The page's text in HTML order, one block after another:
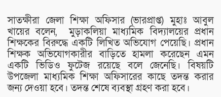
সাতক্ষীরা জেলা শিক্ষা অফিসার (ভারপ্রাপ্ত) মুহাঃ আবুল
খায়ের বলেন, মুড়াকলিয়া মাধ্যমিক বিদ্যালয়ের প্রধান
শিক্ষকের বিরুদ্ধে একটি লিখিত অভিযোগ পেয়েছি। প্রধান
শিক্ষক অভিযোগকারীর বাড়িতে হামলা করেছেন এমন
একটি ভিডিও ফুটেজ রয়েছে বলে জেনেছি। বিষয়টি
উপজেলা মাধ্যমিক শিক্ষা অফিসারের কাছে তদন্ত করার
জন্য দেওয়া হবে। তদন্ত শেষে ব্যবস্থা গ্রহণ করা হবে।